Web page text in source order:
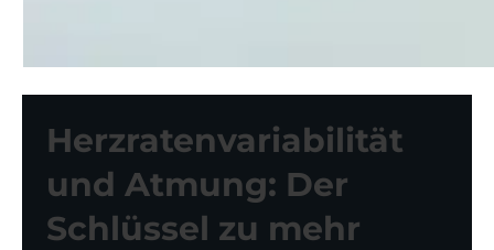
Herzratenvariabilität
und Atmung: Der
Schlüssel zu mehr